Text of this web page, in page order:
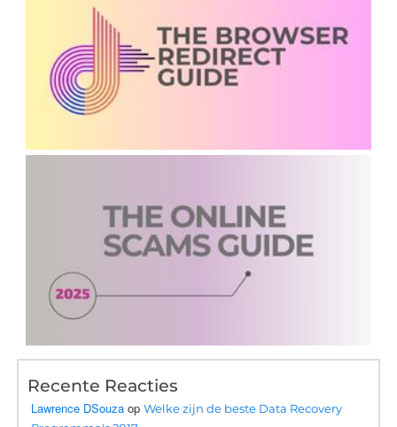
Recente Reacties
Lawrence DSouza opWelke zijn de beste Data Recovery